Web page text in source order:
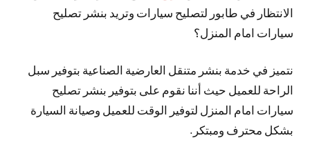
الانتظار في طابور لتصليح سيارات وتريد بنشر تصليح
سيارات امام المنزل؟
نتميز في خدمة بنشر متنقل العارضية الصناعية بتوفير سبل
الراحة للعميل حيث أننا نقوم على بتوفير بنشر تصليح
سيارات امام المنزل لتوفير الوقت للعميل وصيانة السيارة
بشكل محترف ومبتكر.